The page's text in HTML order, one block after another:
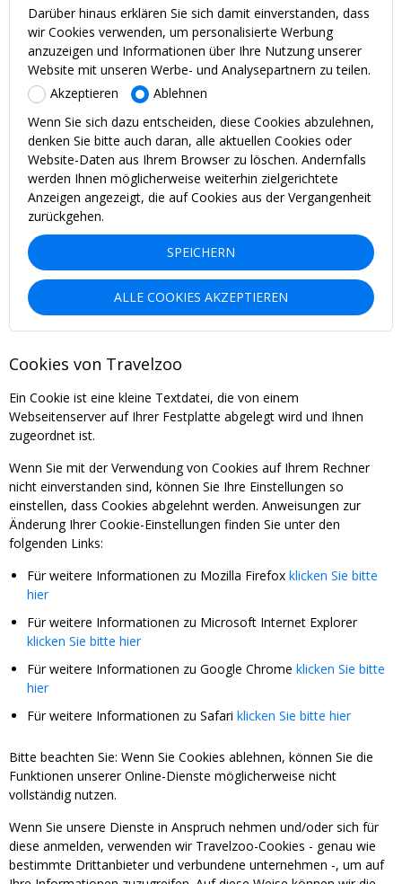
Darüber hinaus erklären Sie sich damit einverstanden, dass
wir Cookies verwenden, um personalisierte Werbung
anzuzeigen und Informationen über Ihre Nutzung unserer
Website mit unseren Werbe- und Analysepartnern zu teilen.
Akzeptieren
Ablehnen
Wenn Sie sich dazu entscheiden, diese Cookies abzulehnen,
denken Sie bitte auch daran, alle aktuellen Cookies oder
Website-Daten aus Ihrem Browser zu löschen. Andernfalls
werden Ihnen möglicherweise weiterhin zielgerichtete
Anzeigen angezeigt, die auf Cookies aus der Vergangenheit
zurückgehen.
SPEICHERN
ALLE COOKIES AKZEPTIEREN
Cookies von Travelzoo
Ein Cookie ist eine kleine Textdatei, die von einem
Webseitenserver auf Ihrer Festplatte abgelegt wird und Ihnen
zugeordnet ist.
Wenn Sie mit der Verwendung von Cookies auf Ihrem Rechner
nicht einverstanden sind, können Sie Ihre Einstellungen so
einstellen, dass Cookies abgelehnt werden. Anweisungen zur
Änderung Ihrer Cookie-Einstellungen finden Sie unter den
folgenden Links:
Für weitere Informationen zu Mozilla Firefox klicken Sie bitte
hier
Für weitere Informationen zu Microsoft Internet Explorer
klicken Sie bitte hier
Für weitere Informationen zu Google Chrome klicken Sie bitte
hier
Für weitere Informationen zu Safari klicken Sie bitte hier
Bitte beachten Sie: Wenn Sie Cookies ablehnen, können Sie die
Funktionen unserer Online-Dienste möglicherweise nicht
vollständig nutzen.
Wenn Sie unsere Dienste in Anspruch nehmen und/oder sich für
diese anmelden, verwenden wir Travelzoo-Cookies - genau wie
bestimmte Drittanbieter und verbundene unternehmen -, um auf